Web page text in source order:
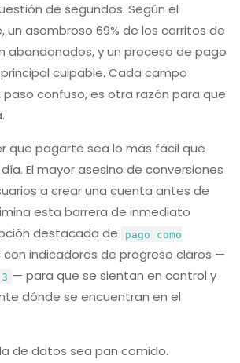
de segundos. Según el
un asombroso 69% de los carritos de
abandonados, y un proceso de pago
culpable. Cada campo
confuso, es otra razón para que
que pagarte sea lo más fácil que
El mayor asesino de conversiones
a crear una cuenta antes de
esta barrera de inmediato
destacada de
pago como
con indicadores de progreso claros —
— para que se sientan en control y
dónde se encuentran en el
de datos sea pan comido.